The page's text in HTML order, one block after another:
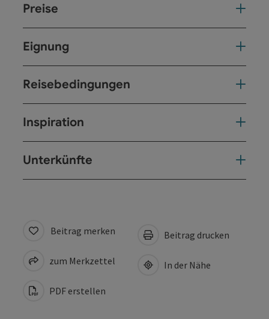
Preise
Eignung
Reisebedingungen
Inspiration
Unterkünfte
Beitrag merken
zum Merkzettel
PDF erstellen
Beitrag drucken
In der Nähe